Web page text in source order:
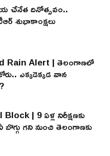
చేనేత దినోత్సవం..
శుభాకాంక్షలు
Rain Alert | తెలంగాణలో
ఎక్కడెక్కడ వాన
| 9 ఏళ్ల నిరీక్షణకు
బొగ్గు గని నుంచి తెలంగాణకు